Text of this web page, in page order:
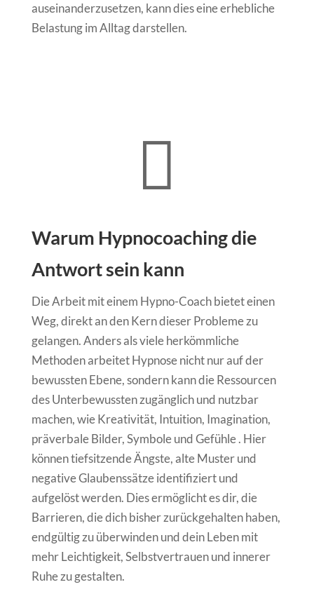
auseinanderzusetzen, kann dies eine erhebliche
Belastung im Alltag darstellen.

Warum Hypnocoaching die
Antwort sein kann
Die Arbeit mit einem Hypno-Coach bietet einen
Weg, direkt an den Kern dieser Probleme zu
gelangen. Anders als viele herkömmliche
Methoden arbeitet Hypnose nicht nur auf der
bewussten Ebene, sondern kann die Ressourcen
des Unterbewussten zugänglich und nutzbar
machen, wie Kreativität, Intuition, Imagination,
präverbale Bilder, Symbole und Gefühle . Hier
können tiefsitzende Ängste, alte Muster und
negative Glaubenssätze identifiziert und
aufgelöst werden. Dies ermöglicht es dir, die
Barrieren, die dich bisher zurückgehalten haben,
endgültig zu überwinden und dein Leben mit
mehr Leichtigkeit, Selbstvertrauen und innerer
Ruhe zu gestalten.